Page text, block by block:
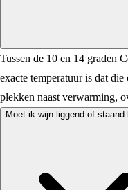
Tussen de 10 en 14 graden
exacte temperatuur is dat
plekken naast verwarming,
Moet ik wijn liggend of staand